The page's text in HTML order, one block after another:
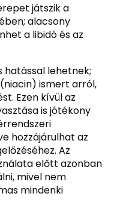
játszik a
alacsony
a libidó és az
hatással lehetnek;
ismert arról,
Ezen kívül az
is jótékony
hozzájárulhat az
Az
előtt azonban
mivel nem
mindenki